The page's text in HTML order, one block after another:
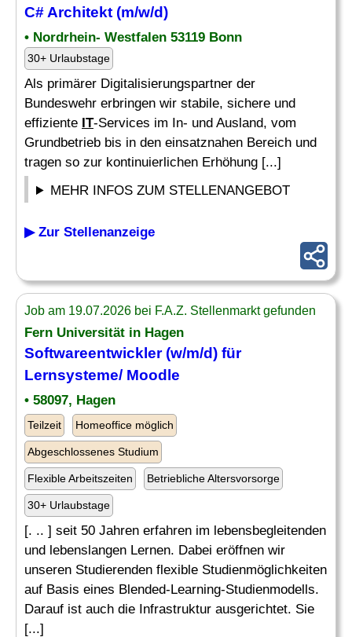
C# Architekt (m/w/d)
• Nordrhein- Westfalen 53119 Bonn
30+ Urlaubstage
Als primärer Digitalisierungspartner der
Bundeswehr erbringen wir stabile, sichere und
effiziente IT-Services im In- und Ausland, vom
Grundbetrieb bis in den einsatznahen Bereich und
tragen so zur kontinuierlichen Erhöhung [...]
MEHR INFOS ZUM STELLENANGEBOT
▶ Zur Stellenanzeige
Job am 19.07.2026 bei F.A.Z. Stellenmarkt gefunden
Fern Universität in Hagen
Softwareentwickler (w/m/d) für
Lernsysteme/ Moodle
• 58097, Hagen
Teilzeit Homeoffice möglich
Abgeschlossenes Studium
Flexible Arbeitszeiten Betriebliche Altersvorsorge
30+ Urlaubstage
[. .. ] seit 50 Jahren erfahren im lebensbegleitenden
und lebenslangen Lernen. Dabei eröffnen wir
unseren Studierenden flexible Studienmöglichkeiten
auf Basis eines Blended-Learning-Studienmodells.
Darauf ist auch die Infrastruktur ausgerichtet. Sie
[...]